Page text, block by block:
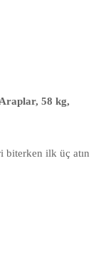
58 kg,
biterken ilk üç atın